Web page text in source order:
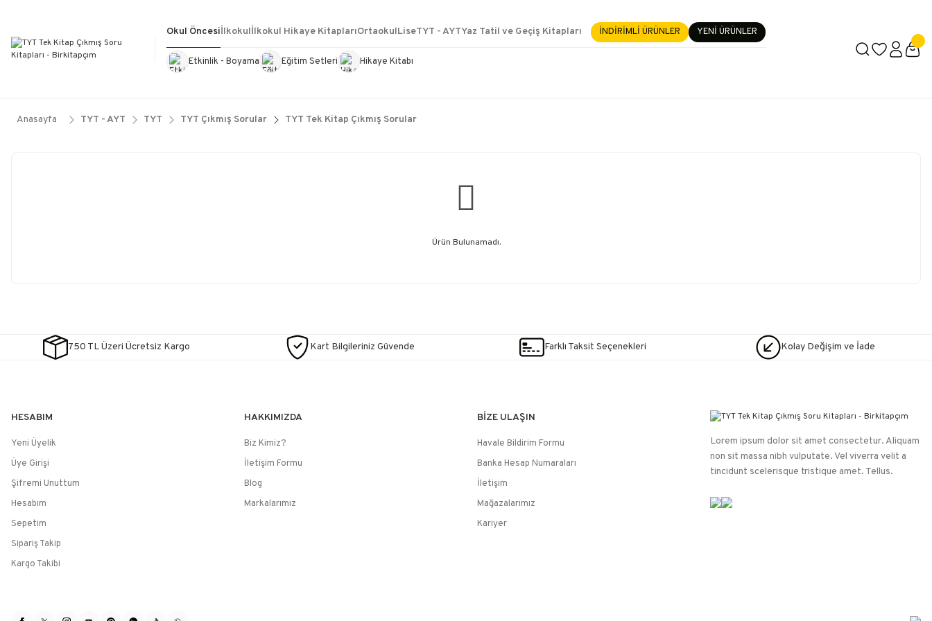
İçerik #3
Okul Öncesi
Etkinlik - Boyama Eğitim Setleri Hikaye Kitabı
İlkokulİlkokul Hikaye KitaplarıOrtaokulLiseTYT - AYTYaz Tatil ve Geçiş Kitapları
Kültür KitaplarıKırtasiye Görevde Yükselme- Uzmanlık
İNDİRİMLİ ÜRÜNLER YENİ ÜRÜNLER
Anasayfa TYT - AYT TYT TYT Çıkmış Sorular TYT Tek Kitap Çıkmış Sorular
Ürün Bulunamadı.
750 TL Üzeri Ücretsiz Kargo Kart Bilgileriniz Güvende Farklı Taksit Seçenekleri Kolay Değişim ve İade
HESABIM
Yeni Üyelik
Üye Girişi
Şifremi Unuttum
Hesabım
Sepetim
Sipariş Takip
Kargo Takibi
HAKKIMIZDA
Biz Kimiz?
İletişim Formu
Blog
Markalarımız
BİZE ULAŞIN
Havale Bildirim Formu
Banka Hesap Numaraları
İletişim
Mağazalarımız
Kariyer
Lorem ipsum dolor sit amet consectetur. Aliquam
non sit massa nibh vulputate. Vel viverra velit a
tincidunt scelerisque tristique amet. Tellus.